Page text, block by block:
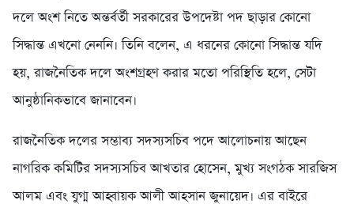
দলে অংশ নিতে অন্তর্বর্তী সরকারের উপদেষ্টা পদ ছাড়ার কোনো
সিদ্ধান্ত এখনো নেননি। তিনি বলেন, এ ধরনের কোনো সিদ্ধান্ত যদি
হয়, রাজনৈতিক দলে অংশগ্রহণ করার মতো পরিস্থিতি হলে, সেটা
আনুষ্ঠানিকভাবে জানাবেন।
রাজনৈতিক দলের সম্ভাব্য সদস্যসচিব পদে আলোচনায় আছেন
নাগরিক কমিটির সদস্যসচিব আখতার হোসেন, মুখ্য সংগঠক সারজিস
আলম এবং যুগ্ম আহ্বায়ক আলী আহসান জুনায়েদ। এর বাইরে